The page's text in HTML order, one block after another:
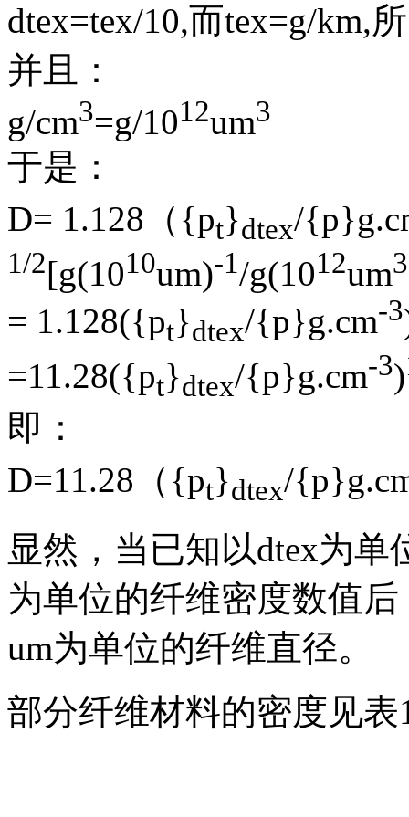
dtex=tex/10,而tex=g/km,
并且：
g/cm3=g/1012um3
于是：
D= 1.128（{pt}dtex/
1/2[g(1010um)-1/g(1012um3
= 1.128({pt}dtex/{p}g.cm-3
=11.28({pt}dtex/{p}g.cm-3)
即：
D=11.28（{pt}dtex/
显然，当已知以dtex为单
为单位的纤维密度数值
um为单位的纤维直径。
部分纤维材料的密度见表